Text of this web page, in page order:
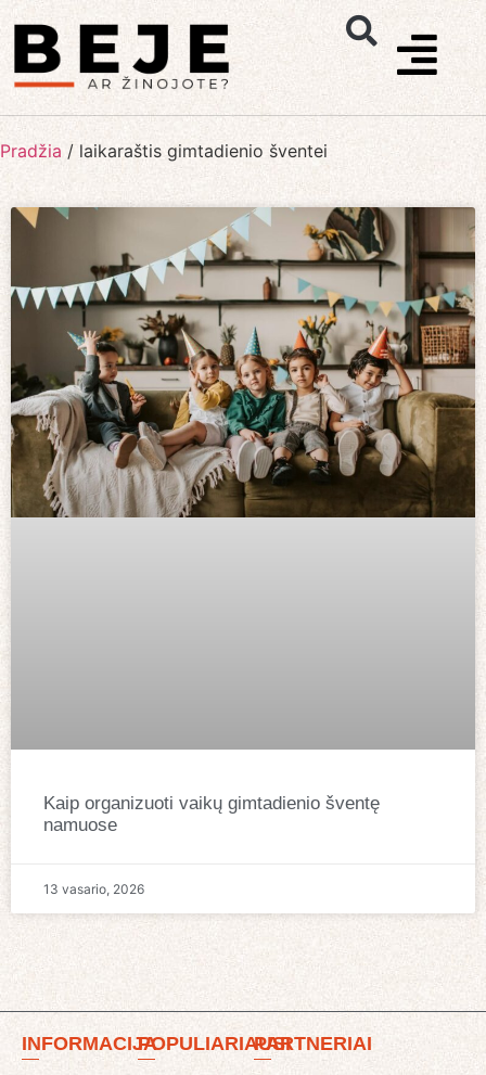
Pradžia / laikaraštis gimtadienio šventei
Kaip organizuoti vaikų gimtadienio šventę
namuose
13 vasario, 2026
INFORMACIJAPOPULIARIAUSIPARTNERIAI